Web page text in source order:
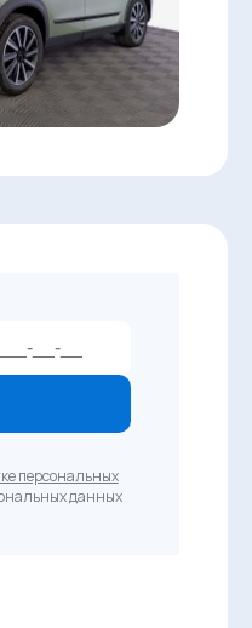
персональных
данных